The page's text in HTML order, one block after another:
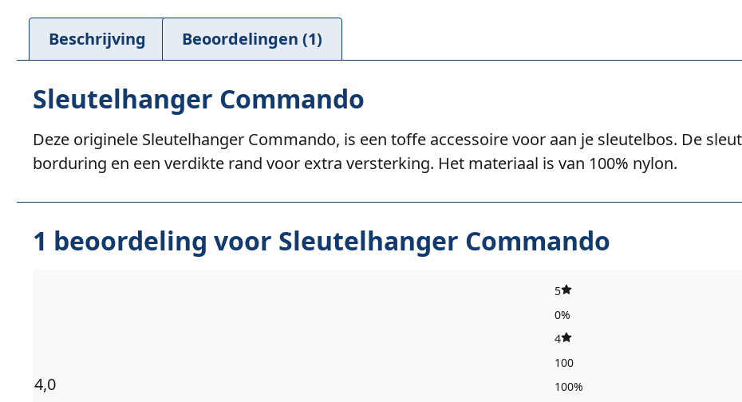
Beschrijving Beoordelingen (1)
Sleutelhanger Commando
Deze originele Sleutelhanger Commando, is een toffe accessoire voor aan je sleutelbos. De
borduring en een verdikte rand voor extra versterking. Het materiaal is van 100% nylon.
1 beoordeling voor Sleutelhanger Commando
4,0
5
0%
4
100
100%